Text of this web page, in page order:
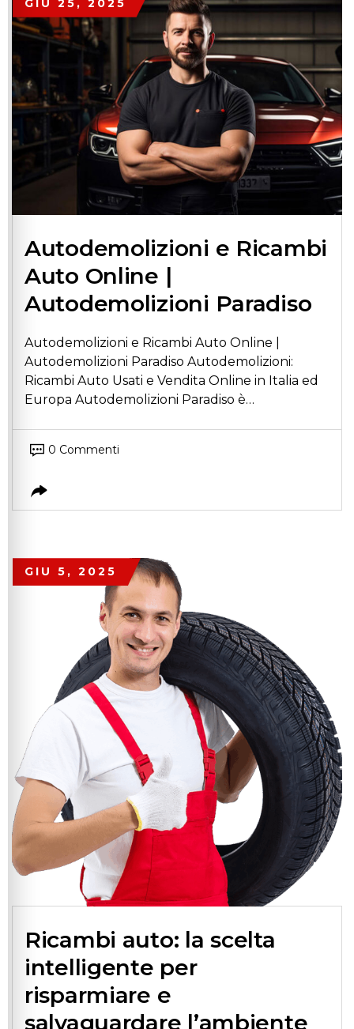
GIU 25, 2025
Autodemolizioni e Ricambi
Auto Online |
Autodemolizioni Paradiso
Autodemolizioni e Ricambi Auto Online |
Autodemolizioni Paradiso Autodemolizioni:
Ricambi Auto Usati e Vendita Online in Italia ed
Europa Autodemolizioni Paradiso è…
0 Commenti
GIU 5, 2025
Ricambi auto: la scelta
intelligente per
risparmiare e
salvaguardare l’ambiente